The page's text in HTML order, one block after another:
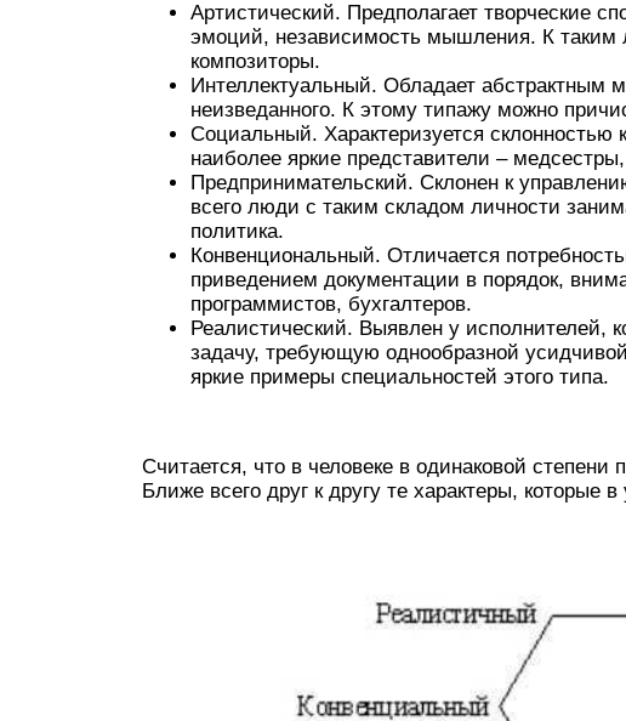
Артистический. Предполагает творческие
эмоций, независимость мышления. К таким
композиторы.
Интеллектуальный. Обладает
неизведанного. К этому типажу можно
Социальный. Характеризуется
наиболее яркие представители –
Предпринимательский. Склонен к
всего люди с таким складом личности
политика.
Конвенциональный. Отличается
приведением документации в порядок,
программистов, бухгалтеров.
Реалистический. Выявлен у исполнителей,
задачу, требующую однообразной
яркие примеры специальностей этого типа.
Считается, что в человеке в одинаковой
Ближе всего друг к другу те характеры, которые